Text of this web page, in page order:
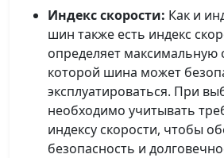
Индекс скорости: Как и
шин также есть индекс
определяет максимальную
которой шина может
эксплуатироваться. При
необходимо учитывать
индексу скорости, чтобы
безопасность и